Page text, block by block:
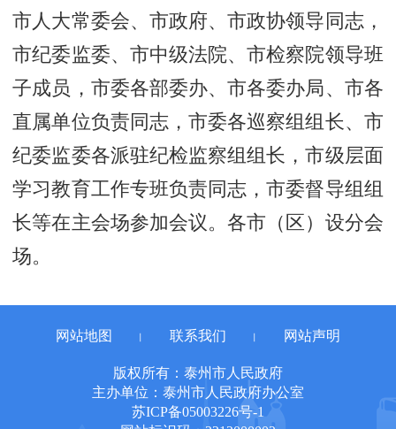
市人大常委会、市政府、市政协领导同志，
市纪委监委、市中级法院、市检察院领导班
子成员，市委各部委办、市各委办局、市各
直属单位负责同志，市委各巡察组组长、市
纪委监委各派驻纪检监察组组长，市级层面
学习教育工作专班负责同志，市委督导组组
长等在主会场参加会议。各市（区）设分会
场。
网站地图 联系我们 网站声明
版权所有：泰州市人民政府
主办单位：泰州市人民政府办公室
苏ICP备05003226号-1